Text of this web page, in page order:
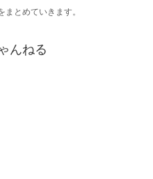
とめていきます。
んねる